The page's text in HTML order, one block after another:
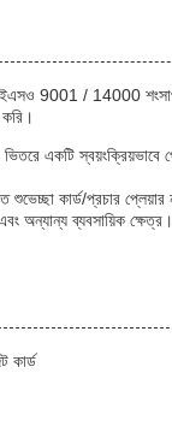
9001 / 14000
একটি স্বয়ংক্রিয়ভাবে
শুভেচ্ছা কার্ড/প্রচার
এবং অন্যান্য ব্যবসায়িক ক্ষেত্র।
কার্ড